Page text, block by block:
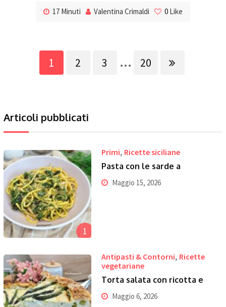
17 Minuti Valentina Crimaldi 0 Like
1 2 3 ... 20
Articoli pubblicati
1
Primi, Ricette siciliane
Pasta con le sarde a
Maggio 15, 2026
Antipasti & Contorni, Ricette
vegetariane
Torta salata con ricotta e
Maggio 6, 2026